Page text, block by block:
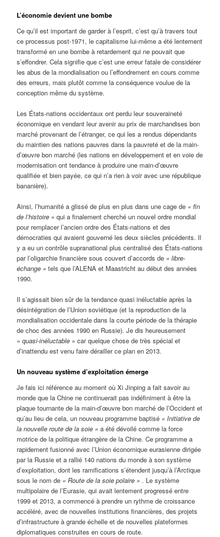
L’économie devient une bombe
Ce qu’il est important de garder à l’esprit, c’est qu’à travers tout
ce processus post-1971, le capitalisme lui-même a été lentement
transformé en une bombe à retardement qui ne pouvait que
s’effondrer. Cela signifie que c’est une erreur fatale de considérer
les abus de la mondialisation ou l’effondrement en cours comme
des erreurs, mais plutôt comme la conséquence voulue de la
conception même du système.
Les États-nations occidentaux ont perdu leur souveraineté
économique en vendant leur avenir au prix de marchandises bon
marché provenant de l’étranger, ce qui les a rendus dépendants
du maintien des nations pauvres dans la pauvreté et de la main-
d’œuvre bon marché (les nations en développement et en voie de
modernisation ont tendance à produire une main-d’œuvre
qualifiée et bien payée, ce qui n’a rien à voir avec une république
bananière).
Ainsi, l’humanité a glissé de plus en plus dans une cage de « fin
de l’histoire » qui a finalement cherché un nouvel ordre mondial
pour remplacer l’ancien ordre des États-nations et des
démocraties qui avaient gouverné les deux siècles précédents. Il
y a eu un contrôle supranational plus centralisé des États-nations
par l’oligarchie financière sous couvert d’accords de « libre-
échange » tels que l’ALENA et Maastricht au début des années
1990.
Il s’agissait bien sûr de la tendance quasi inéluctable après la
désintégration de l’Union soviétique (et la reproduction de la
mondialisation occidentale dans la courte période de la thérapie
de choc des années 1990 en Russie). Je dis heureusement
« quasi-inéluctable » car quelque chose de très spécial et
d’inattendu est venu faire dérailler ce plan en 2013.
Un nouveau système d’exploitation émerge
Je fais ici référence au moment où Xi Jinping a fait savoir au
monde que la Chine ne continuerait pas indéfiniment à être la
plaque tournante de la main-d’œuvre bon marché de l’Occident et
qu’au lieu de cela, un nouveau programme baptisé « Initiative de
la nouvelle route de la soie » a été dévoilé comme la force
motrice de la politique étrangère de la Chine. Ce programme a
rapidement fusionné avec l’Union économique eurasienne dirigée
par la Russie et a rallié 140 nations du monde à son système
d’exploitation, dont les ramifications s’étendent jusqu’à l’Arctique
sous le nom de « Route de la soie polaire » . Le système
multipolaire de l’Eurasie, qui avait lentement progressé entre
1999 et 2013, a commencé à prendre un rythme de croissance
accéléré, avec de nouvelles institutions financières, des projets
d’infrastructure à grande échelle et de nouvelles plateformes
diplomatiques construites en cours de route.